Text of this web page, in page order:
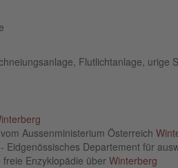
Flutlichtanlage, urige
Aussenministerium Österreich
Eidgenössisches Departement für
freie Enzyklopädie über Winterberg